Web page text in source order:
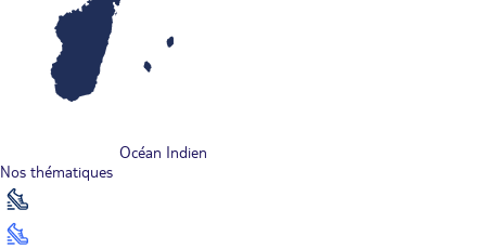
Océan Indien
Nos thématiques